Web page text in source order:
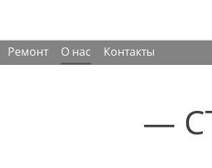
Ремонт О нас Контакты
—